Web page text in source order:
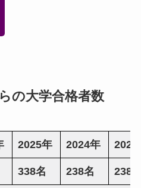
の大学合格者数
2025年 2024年 2023
338名 238名 238